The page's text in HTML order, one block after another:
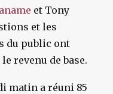
et Tony
et les
du public ont
revenu de base.
matin a réuni 85